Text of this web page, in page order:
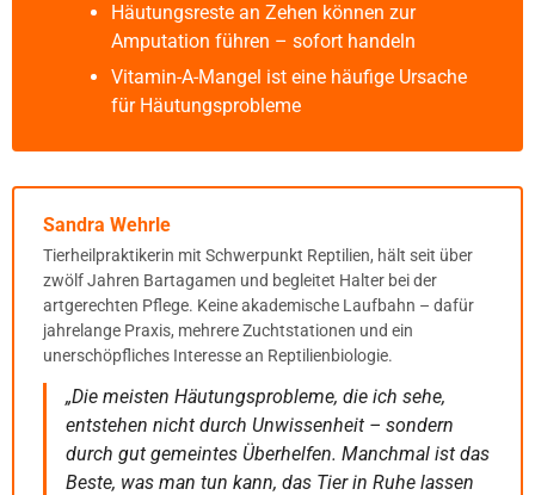
Häutungsreste an Zehen können zur
Amputation führen – sofort handeln
Vitamin-A-Mangel ist eine häufige Ursache
für Häutungsprobleme
Sandra Wehrle
Tierheilpraktikerin mit Schwerpunkt Reptilien, hält seit über
zwölf Jahren Bartagamen und begleitet Halter bei der
artgerechten Pflege. Keine akademische Laufbahn – dafür
jahrelange Praxis, mehrere Zuchtstationen und ein
unerschöpfliches Interesse an Reptilienbiologie.
„Die meisten Häutungsprobleme, die ich sehe,
entstehen nicht durch Unwissenheit – sondern
durch gut gemeintes Überhelfen. Manchmal ist das
Beste, was man tun kann, das Tier in Ruhe lassen